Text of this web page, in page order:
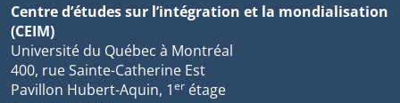
Centre d’études sur l’intégration et la mondialisation
(CEIM)
Université du Québec à Montréal
400, rue Sainte-Catherine Est
Pavillon Hubert-Aquin, 1er étage